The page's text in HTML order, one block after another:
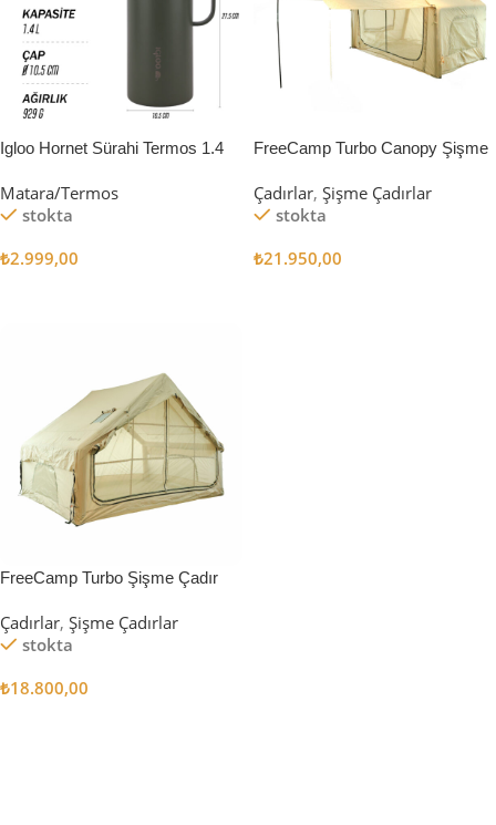
Igloo Hornet Sürahi Termos 1.4
Matara/Termos
stokta
₺2.999,00
FreeCamp Turbo Canopy Şişme
Çadırlar, Şişme Çadırlar
stokta
₺21.950,00
FreeCamp Turbo Şişme Çadır
Çadırlar, Şişme Çadırlar
stokta
₺18.800,00